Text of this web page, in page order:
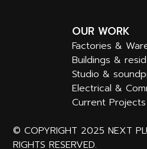
OUR WORK
Factories &
Buildings &
Studio &
Electrical &
Current Projects
© COPYRIGHT 2025 NEXT
RIGHTS RESERVED.